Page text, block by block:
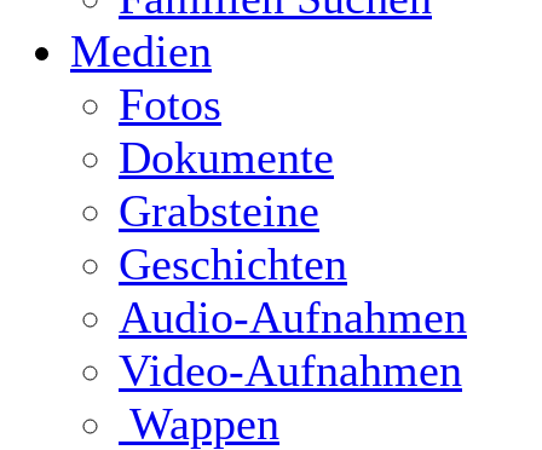
Medien
Fotos
Dokumente
Grabsteine
Geschichten
Audio-Aufnahmen
Video-Aufnahmen
Wappen